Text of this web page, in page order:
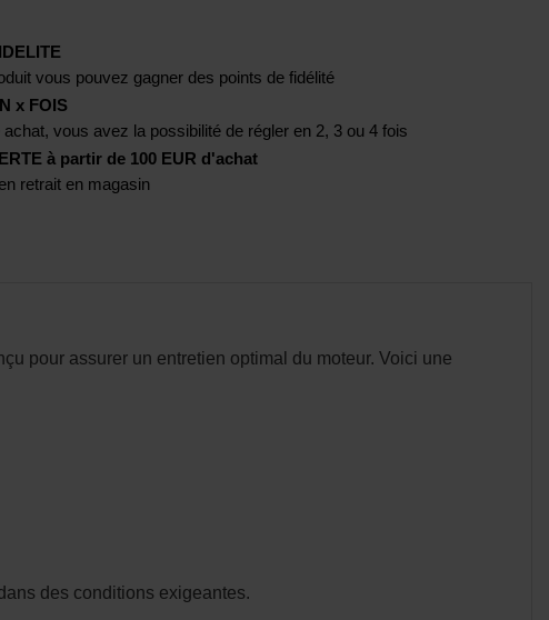
vous pouvez gagner des points de fidélité
x FOIS
vous avez la possibilité de régler en 2, 3 ou 4 fois
à partir de 100 EUR d'achat
retrait en magasin
pour assurer un entretien optimal du moteur. Voici une
des conditions exigeantes.